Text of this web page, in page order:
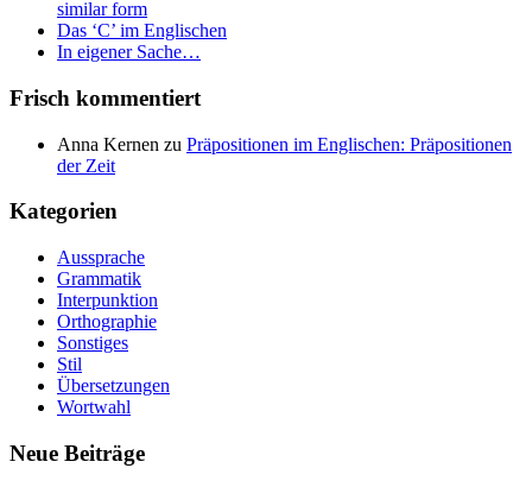
similar form
Das ‘C’ im Englischen
In eigener Sache…
Frisch kommentiert
Anna Kernen zu Präpositionen im Englischen: Präpositionen
der Zeit
Kategorien
Aussprache
Grammatik
Interpunktion
Orthographie
Sonstiges
Stil
Übersetzungen
Wortwahl
Neue Beiträge